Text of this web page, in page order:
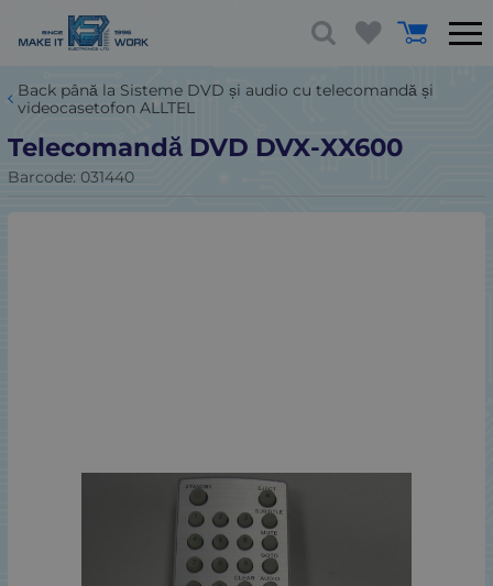
Back până la Sisteme DVD și audio cu telecomandă și
videocasetofon ALLTEL
Telecomandă DVD DVX-XX600
Barcode: 031440